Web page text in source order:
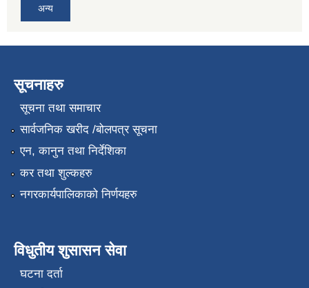
अन्य
सूचनाहरु
सूचना तथा समाचार
सार्वजनिक खरीद /बोलपत्र सूचना
एन, कानुन तथा निर्देशिका
कर तथा शुल्कहरु
नगरकार्यपालिकाको निर्णयहरु
विधुतीय शुसासन सेवा
घटना दर्ता